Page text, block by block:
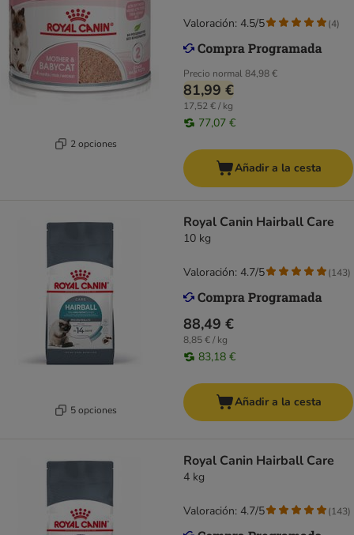
2 opciones
Precio normal84,98 €
81,99 €
17,52 € / kg
77,07 €
Valoración: 4.5/5 (4)
Añadir a la cesta
5 opciones
Royal Canin Hairball Care
10 kg
88,49 €
8,85 € / kg
83,18 €
Valoración: 4.7/5 (143)
Añadir a la cesta
Royal Canin Hairball Care
4 kg
Valoración: 4.7/5 (143)